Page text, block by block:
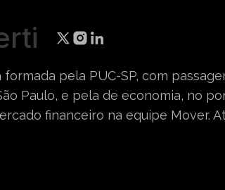
pela PUC-SP, com
Paulo, e pela de economia, no
financeiro na equipe Mover.